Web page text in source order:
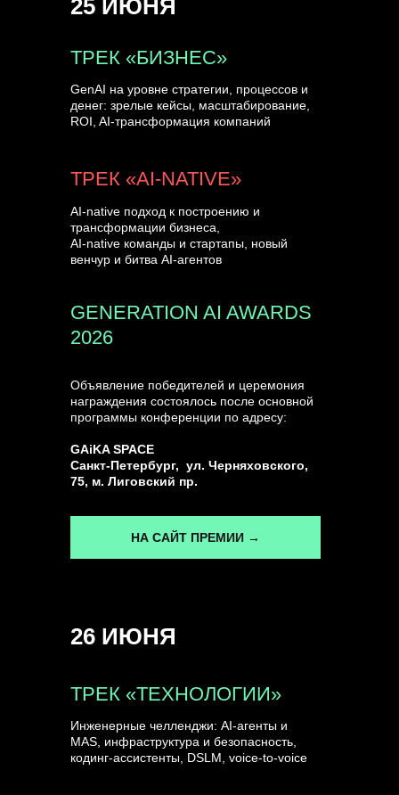
Объявление победителей и церемония
награждения состоялось после основной
программы конференции по адресу:
GAiKA SPACE
Санкт-Петербург, ул. Черняховского,
75, м. Лиговский пр.
ТРЕК «БИЗНЕС»
GENERATION AI AWARDS
2026
GenAI на уровне стратегии, процессов и
денег: зрелые кейсы, масштабирование,
ROI, AI-трансформация компаний
AI-native подход к построению и
трансформации бизнеса,
AI-native команды и стартапы, новый
венчур и битва AI-агентов
ТРЕК «AI-NATIVE»
25 ИЮНЯ
26 ИЮНЯ
Инженерные челленджи: AI-агенты и
MAS, инфраструктура и безопасность,
кодинг-ассистенты, DSLM, voice-to-voice
ТРЕК «ТЕХНОЛОГИИ»
НА САЙТ ПРЕМИИ →
УЗНАТЬ БОЛЬШЕ
ГЕНЕРАЛЬНЫЙ ИНФОПАРТНЕР
CONVERSATIONS